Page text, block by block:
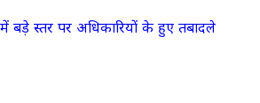
बड़े स्तर पर अधिकारियों के हुए तबादले